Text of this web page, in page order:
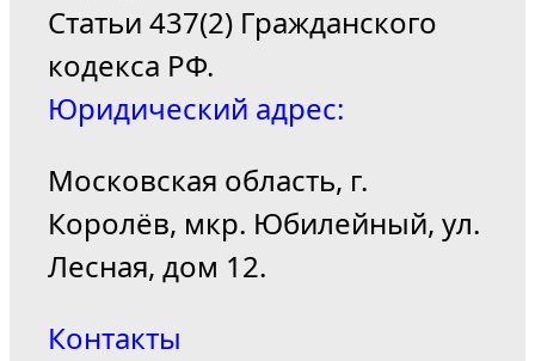
Статьи 437(2) Гражданского
кодекса РФ.
Юридический адрес:
Московская область, г.
Королёв, мкр. Юбилейный, ул.
Лесная, дом 12.
Контакты